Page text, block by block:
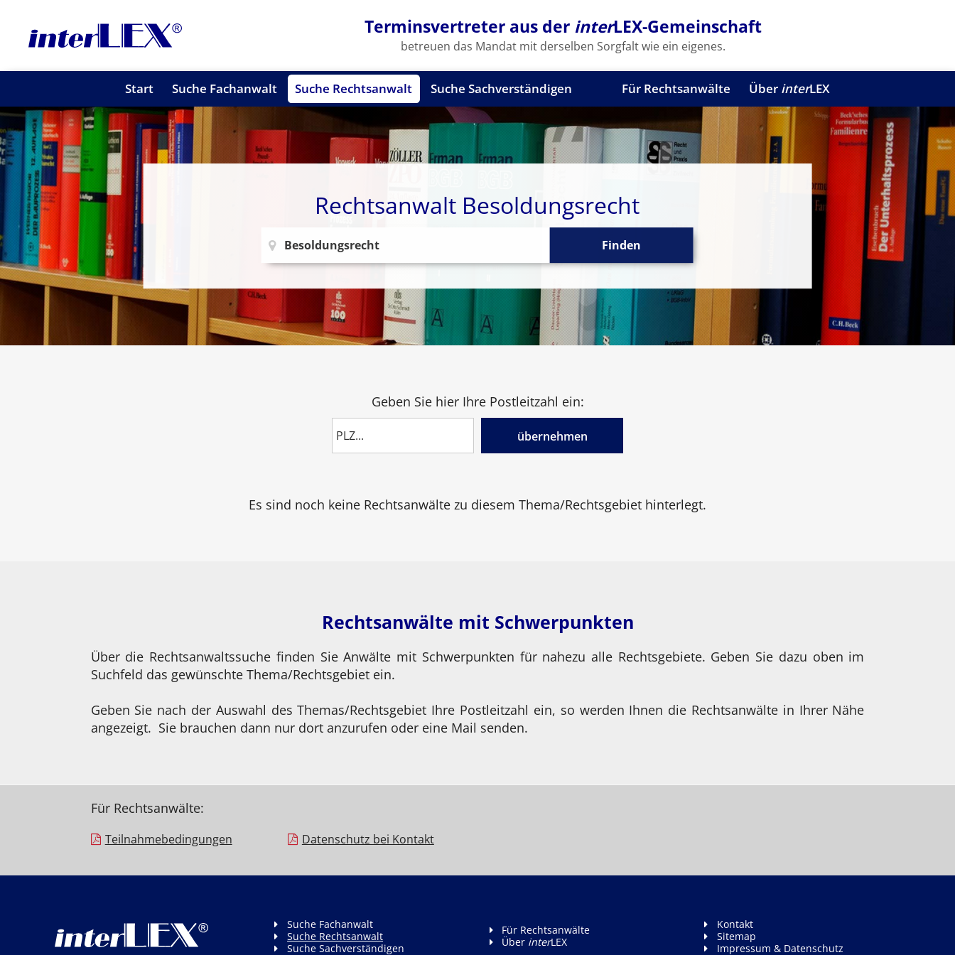
Terminsvertreter aus der interLEX-Gemeinschaft
betreuen das Mandat mit derselben Sorgfalt wie ein eigenes.
Start Suche Fachanwalt Suche Rechtsanwalt Suche Sachverständigen Für Rechtsanwälte Über interLEX
Rechtsanwalt Besoldungsrecht
Finden
Geben Sie hier Ihre Postleitzahl ein:
übernehmen
Es sind noch keine Rechtsanwälte zu diesem Thema/Rechtsgebiet hinterlegt.
Rechtsanwälte mit Schwerpunkten
Über die Rechtsanwaltssuche finden Sie Anwälte mit Schwerpunkten für nahezu alle Rechtsgebiete. Geben Sie dazu oben im
Suchfeld das gewünschte Thema/Rechtsgebiet ein.
Geben Sie nach der Auswahl des Themas/Rechtsgebiet Ihre Postleitzahl ein, so werden Ihnen die Rechtsanwälte in Ihrer Nähe
angezeigt. Sie brauchen dann nur dort anzurufen oder eine Mail senden.
Für Rechtsanwälte:
Teilnahme­bedingungen Datenschutz bei Kontakt
Suche Fachanwalt
Suche Rechtsanwalt
Suche Sachverständigen
Für Rechtsanwälte
Über interLEX
Kontakt
Sitemap
Impressum & Datenschutz